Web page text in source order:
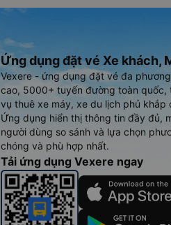
Ứng dụng đặt vé Xe khách,
Vexere - ứng dụng đặt vé đa
cao, 5000+ tuyến đường toàn
vụ thuê xe máy, xe du lịch phủ khắp
Ứng dụng hiển thị thông tin đầy đủ,
người dùng so sánh và lựa chọn
chóng và phù hợp nhất.
Tải ứng dụng Vexere ngay